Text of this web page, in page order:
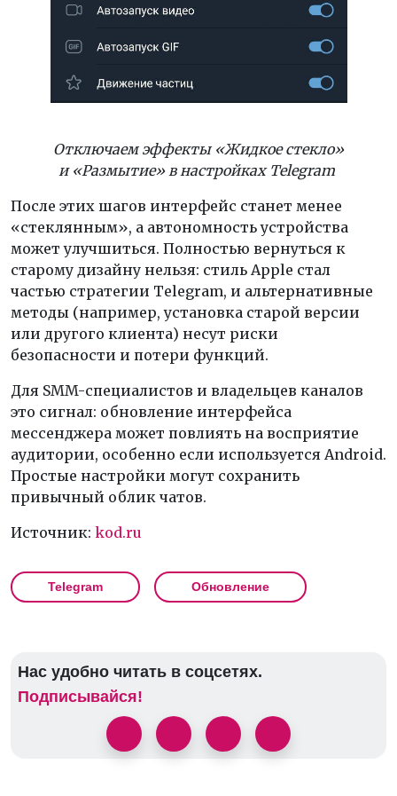
Отключаем эффекты «Жидкое стекло»
и «Размытие» в настройках Telegram
После этих шагов интерфейс станет менее
«стеклянным», а автономность устройства
может улучшиться. Полностью вернуться к
старому дизайну нельзя: стиль Apple стал
частью стратегии Telegram, и альтернативные
методы (например, установка старой версии
или другого клиента) несут риски
безопасности и потери функций.
Для SMM-специалистов и владельцев каналов
это сигнал: обновление интерфейса
мессенджера может повлиять на восприятие
аудитории, особенно если используется Android.
Простые настройки могут сохранить
привычный облик чатов.
Источник: kod.ru
Telegram Обновление
Нас удобно читать в соцсетях.
Подписывайся!